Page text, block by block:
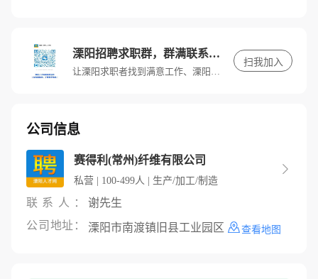
溧阳招聘求职群，群满联系客服进入
让溧阳求职者找到满意工作、溧阳招聘单位找到满意人才。
扫我加入
公司信息
赛得利(常州)纤维有限公司
私营 | 100-499人 | 生产/加工/制造

联系人：
谢先生
公司地址：
溧阳市南渡镇旧县工业园区 查看地图